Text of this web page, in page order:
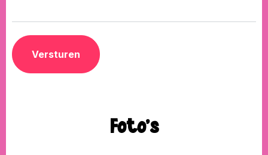
Foto's